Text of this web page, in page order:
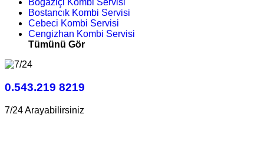
Boğaziçi Kombi Servisi
Bostancık Kombi Servisi
Cebeci Kombi Servisi
Cengizhan Kombi Servisi
Tümünü Gör
0.543.219 8219
7/24 Arayabilirsiniz